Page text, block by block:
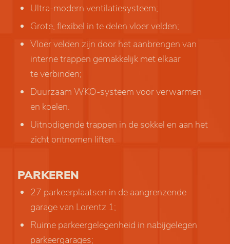
Ultra-modern ventilatiesysteem;
Grote, flexibel in te delen vloer velden;
Vloer velden zijn door het aanbrengen van
interne trappen gemakkelijk met elkaar
te verbinden;
Duurzaam WKO-systeem voor verwarmen
en koelen.
Uitnodigende trappen in de sokkel en aan het
zicht ontnomen liften.
PARKEREN
27 parkeerplaatsen in de aangrenzende
garage van Lorentz 1;
Ruime parkeergelegenheid in nabijgelegen
parkeergarages;